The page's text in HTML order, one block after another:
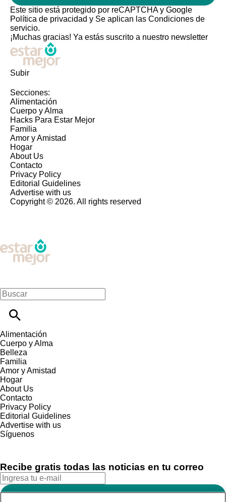
Este sitio está protegido por reCAPTCHA y Google
Política de privacidad y Se aplican las Condiciones de
servicio.
¡Muchas gracias! Ya estás suscrito a nuestro newsletter
Subir
Secciones:
Alimentación
Cuerpo y Alma
Hacks Para Estar Mejor
Familia
Amor y Amistad
Hogar
About Us
Contacto
Privacy Policy
Editorial Guidelines
Advertise with us
Copyright © 2026. All rights reserved
Alimentación
Cuerpo y Alma
Belleza
Familia
Amor y Amistad
Hogar
About Us
Contacto
Privacy Policy
Editorial Guidelines
Advertise with us
Síguenos
Recibe gratis todas las noticias en tu correo